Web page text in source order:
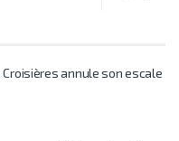
annule son escale